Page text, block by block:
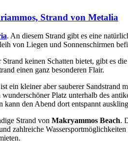
Strand von Metalia
. An diesem Strand gibt es eine
von Liegen und Sonnenschirmen
Strand keinen Schatten bietet, gibt es
einen ganz besonderen Flair.
ein kleiner aber sauberer Sandstrand
wunderschöner Platz unterhalb des
den Abend dort entspannt
Strand von Makryammos Beach.
zahlreiche